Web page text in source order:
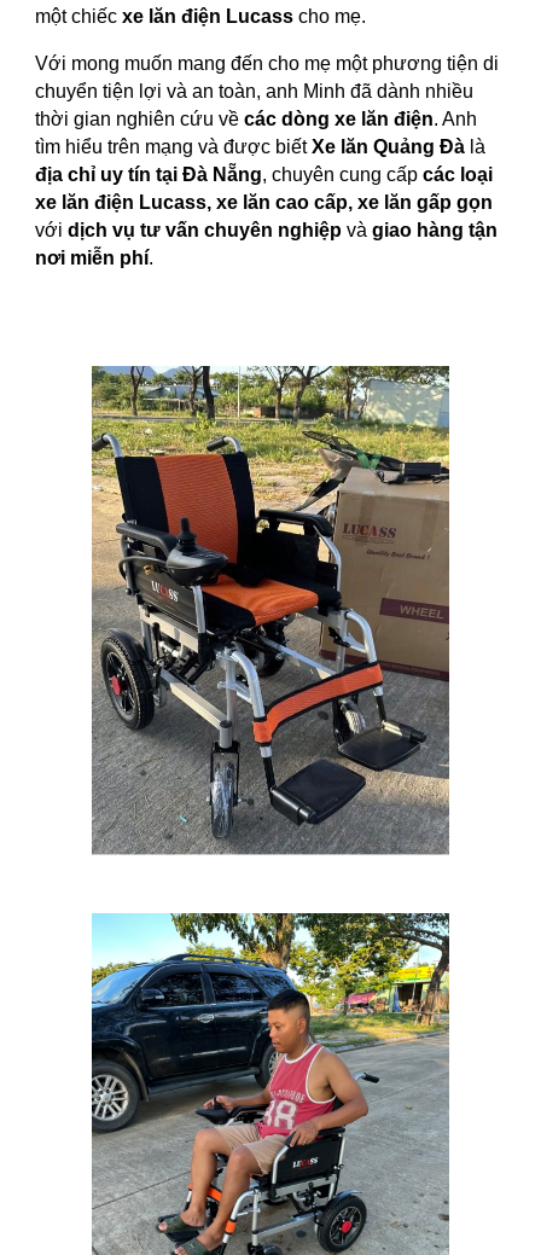
một chiếcxe lăn điện Lucass cho mẹ.
Với mong muốn mang đến cho mẹ một phương tiện di
chuyển tiện lợi và an toàn, anh Minh đã dành nhiều
thời gian nghiên cứu vềcác dòng xe lăn điện. Anh
tìm hiểu trên mạng và được biếtXe lăn Quảng Đà là
địa chỉ uy tín tại Đà Nẵng, chuyên cung cấpcác loại
xe lăn điện Lucass, xe lăn cao cấp, xe lăn gấp gọn
vớidịch vụ tư vấn chuyên nghiệp vàgiao hàng tận
nơi miễn phí.